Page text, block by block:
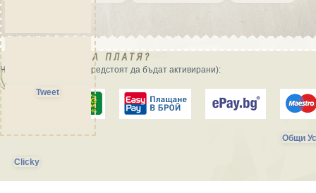
Начини на плащане (предстоят да бъдат активирани):
Общи
Clicky
Tweet